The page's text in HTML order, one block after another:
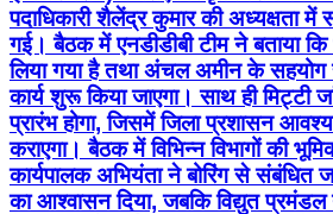
पदाधिकारी शैलेंद्र कुमार की अध्यक्षता में
गई। बैठक में एनडीडीबी टीम ने बताया कि
लिया गया है तथा अंचल अमीन के
कार्य शुरू किया जाएगा। साथ ही मिट्टी
प्रारंभ होगा, जिसमें जिला प्रशासन
कराएगा। बैठक में विभिन्न विभागों की
कार्यपालक अभियंता ने बोरिंग से संबंधित
का आश्वासन दिया, जबकि विद्युत